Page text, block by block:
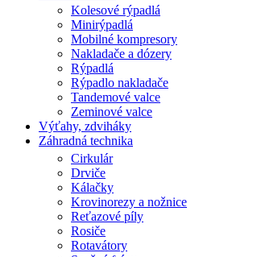
Kolesové rýpadlá
Minirýpadlá
Mobilné kompresory
Nakladače a dózery
Rýpadlá
Rýpadlo nakladače
Tandemové valce
Zeminové valce
Výťahy, zdviháky
Záhradná technika
Cirkulár
Drviče
Kálačky
Krovinorezy a nožnice
Reťazové píly
Rosiče
Rotavátory